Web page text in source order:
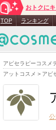
アピセラピーコスメ
アットコスメ > アピ
おトクに
TOP ランキング